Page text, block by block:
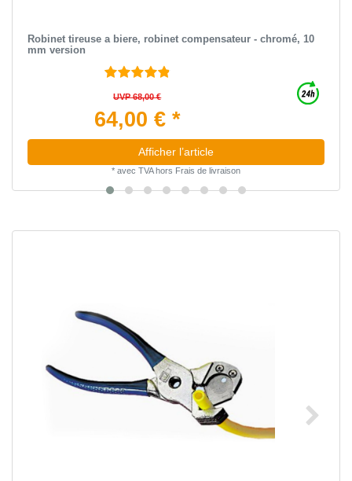
Robinet tireuse a biere, robinet compensateur - chromé, 10
mm version
UVP 68,00 €
64,00 € *
Afficher l’article
* avec TVAhors Frais de livraison